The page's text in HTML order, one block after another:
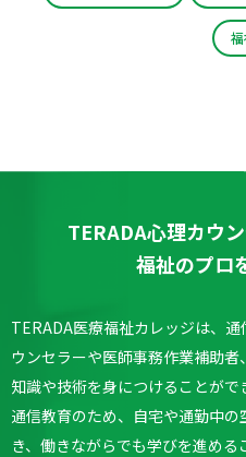
TERADA心理カウ
福祉のプロ
TERADA医療福祉カレッジは、
ウンセラーや医師事務作業補助
知識や技術を身につけることがで
通信教育のため、自宅や通勤中
き、働きながらでも学びを進める